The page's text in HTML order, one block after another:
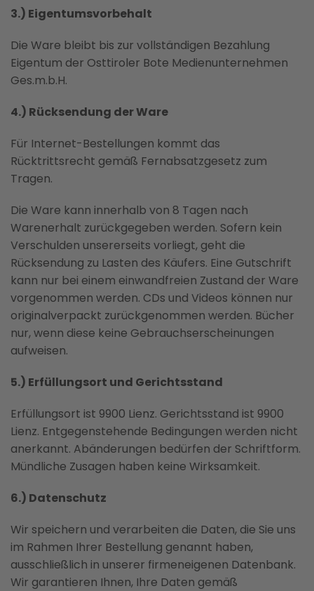
3.) Eigentumsvorbehalt
Die Ware bleibt bis zur vollständigen Bezahlung
Eigentum der Osttiroler Bote Medienunternehmen
Ges.m.b.H.
4.) Rücksendung der Ware
Für Internet-Bestellungen kommt das
Rücktrittsrecht gemäß Fernabsatzgesetz zum
Tragen.
Die Ware kann innerhalb von 8 Tagen nach
Warenerhalt zurückgegeben werden. Sofern kein
Verschulden unsererseits vorliegt, geht die
Rücksendung zu Lasten des Käufers. Eine Gutschrift
kann nur bei einem einwandfreien Zustand der Ware
vorgenommen werden. CDs und Videos können nur
originalverpackt zurückgenommen werden. Bücher
nur, wenn diese keine Gebrauchserscheinungen
aufweisen.
5.) Erfüllungsort und Gerichtsstand
Erfüllungsort ist 9900 Lienz. Gerichtsstand ist 9900
Lienz. Entgegenstehende Bedingungen werden nicht
anerkannt. Abänderungen bedürfen der Schriftform.
Mündliche Zusagen haben keine Wirksamkeit.
6.) Datenschutz
Wir speichern und verarbeiten die Daten, die Sie uns
im Rahmen Ihrer Bestellung genannt haben,
ausschließlich in unserer firmeneigenen Datenbank.
Wir garantieren Ihnen, Ihre Daten gemäß